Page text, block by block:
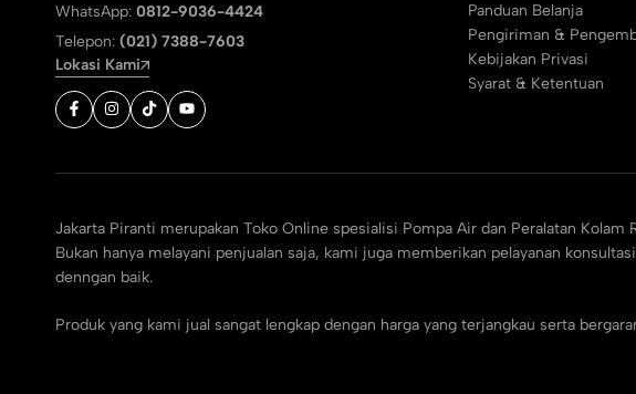
WhatsApp: 0812-9036-4424
Telepon: (021) 7388-7603
Lokasi Kami
Panduan Belanja
Pengiriman &
Kebijakan Privasi
Syarat & Ketentuan
Jakarta Piranti merupakan Toko Online spesialisi Pompa Air dan Peralatan
Bukan hanya melayani penjualan saja, kami juga memberikan pelayanan
denngan baik.
Produk yang kami jual sangat lengkap dengan harga yang terjangkau serta